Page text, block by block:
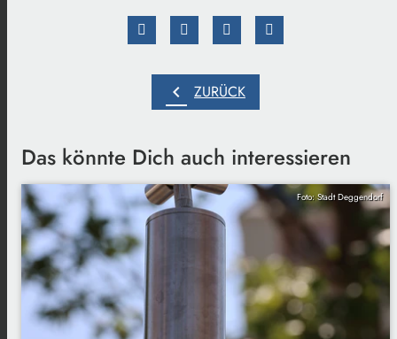
chevron_left ZURÜCK
Das könnte Dich auch interessieren
Foto: Stadt Deggendorf